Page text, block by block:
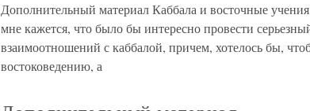
Дополнительный материал Каббала и восточные
мне кажется, что было бы интересно провести
взаимоотношений с каббалой, причем, хотелось бы,
востоковедению, а